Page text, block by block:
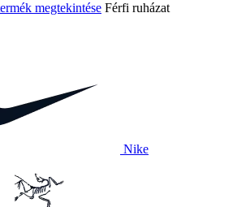
megtekintése Férfi ruházat
Nike